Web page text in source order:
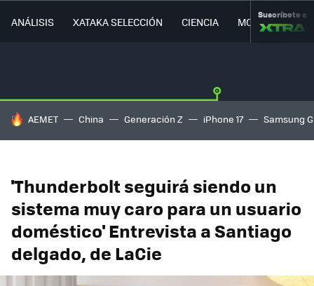
ANÁLISIS XATAKA SELECCIÓN CIENCIA MOVILIDAD
Suscríbete a
HOY SE HABLA DE
AEMET China Generación Z iPhone 17 Samsung
'Thunderbolt seguirá siendo un
sistema muy caro para un usuario
doméstico' Entrevista a Santiago
delgado, de LaCie